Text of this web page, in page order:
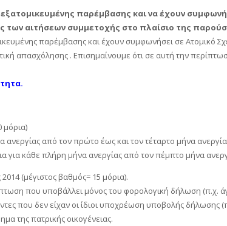
παρέμβασης και να έχουν
αιτήσεων συμμετοχής στο πλαίσιο της
παρέμβασης και έχουν συμφωνήσει σε Ατομικό
απασχόλησης . Επισημαίνουμε ότι σε αυτή την
μόρια)
από τον πρώτο έως και τον τέταρτο μήνα
για κάθε πλήρη μήνα ανεργίας από τον πέμπτο μήνα
(μέγιστος βαθμός= 15 μόρια).
που υποβάλλει μόνος του φορολογική δήλωση (π.χ.
που δεν είχαν οι ίδιοι υποχρέωση υποβολής
της πατρικής οικογένειας.